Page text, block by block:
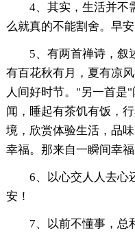
4、其实，生活并不
么就真的不能割舍。早安
5、有两首禅诗，叙
有百花秋有月，夏有凉
人间好时节。"另一首是
闻，睡起有茶饥有饭，
境，欣赏体验生活，品
幸福。那来自一瞬间幸
6、以心交人人去心
安！
7、以前不懂事，总